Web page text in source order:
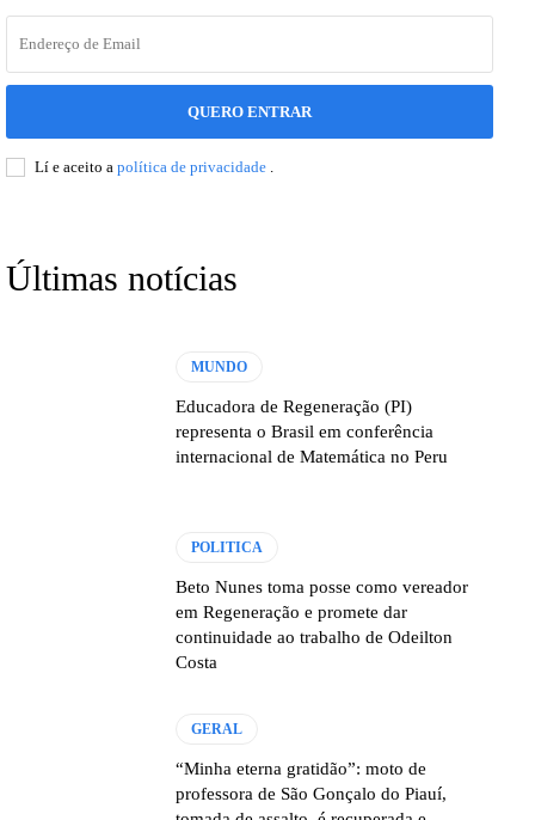
QUERO ENTRAR
Lí e aceito a política de privacidade .
Últimas notícias
MUNDO
Educadora de Regeneração (PI)
representa o Brasil em conferência
internacional de Matemática no Peru
POLITICA
Beto Nunes toma posse como vereador
em Regeneração e promete dar
continuidade ao trabalho de Odeilton
Costa
GERAL
“Minha eterna gratidão”: moto de
professora de São Gonçalo do Piauí,